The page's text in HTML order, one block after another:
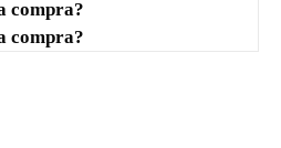
compra?
compra?